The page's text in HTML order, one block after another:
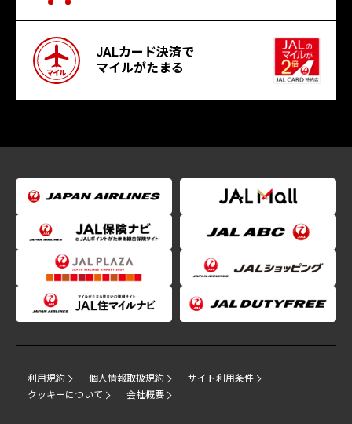
JALカード決済で
マイルがたまる
利用規約 個人情報取扱規約
サイト利用条件
クッキーについて
会社概要